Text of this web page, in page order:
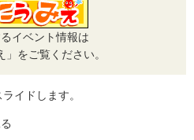
イベント情報は
」をご覧ください。
イドします。